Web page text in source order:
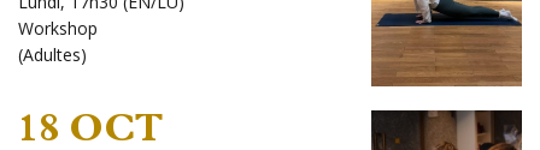
Workshop
(Adultes)
18 OCT